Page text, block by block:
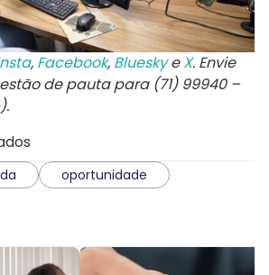
, Facebook, BlueskyeX. Envie
de pauta para (71) 99940 –
).
oportunidade